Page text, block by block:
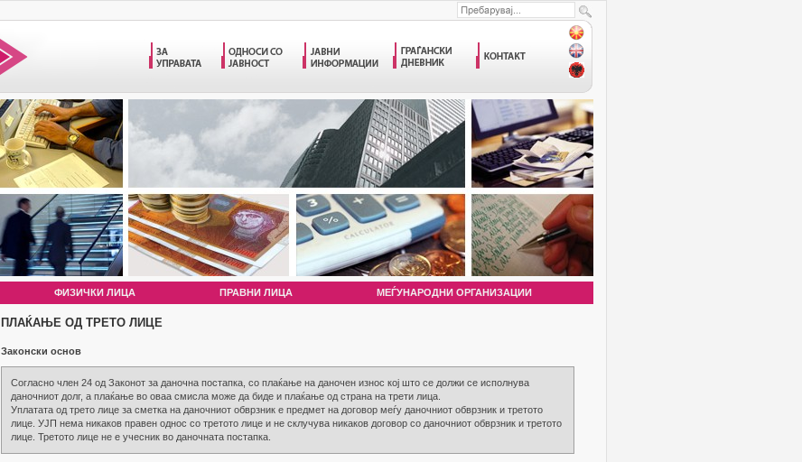
ФИЗИЧКИ ЛИЦА ПРАВНИ ЛИЦА МЕЃУНАРОДНИ ОРГАНИЗАЦИИ
ПЛАЌАЊЕ ОД ТРЕТО ЛИЦЕ
Законски основ
Согласно член 24 од Законот за даночна постапка, со плаќање на даночен износ кој што се должи се исполнува
даночниот долг, а плаќање во оваа смисла може да биде и плаќање од страна на трети лица.
Уплатата од трето лице за сметка на даночниот обврзник е предмет на договор меѓу даночниот обврзник и третото
лице. УЈП нема никаков правен однос со третото лице и не склучува никаков договор со даночниот обврзник и третото
лице. Третото лице не е учесник во даночната постапка.